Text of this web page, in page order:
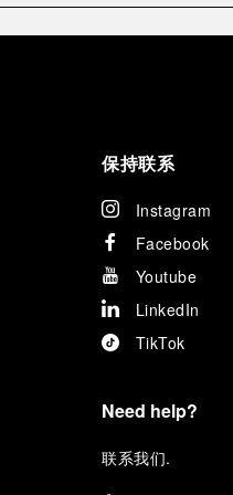
保持联系
Instagram
Facebook
Youtube
LinkedIn
TikTok
Need help?
联系我们.